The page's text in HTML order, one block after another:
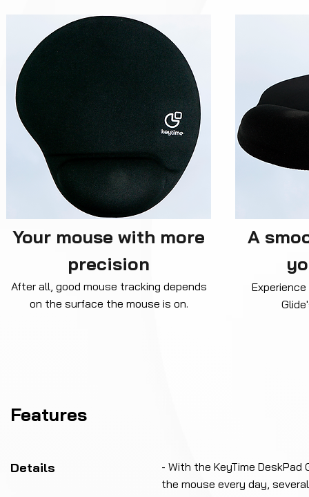
Your mouse with more
precision
After all, good mouse tracking depends
on the surface the mouse is on.
A
Features
Details
- With the KeyTime
the mouse every day,